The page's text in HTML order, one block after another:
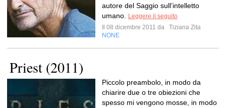
autore del Saggio sull’intelletto
umano.
Leggere il seguito
Il 08 dicembre 2011 da
Tiziana Zita
NONE
Priest (2011)
Piccolo preambolo, in modo da
chiarire due o tre obiezioni che
spesso mi vengono mosse, in modo